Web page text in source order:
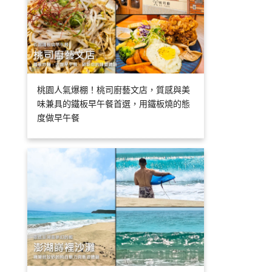
桃園人氣爆棚！桃司廚藝文店，質感與美
味兼具的鐵板早午餐首選，用鐵板燒的態
度做早午餐